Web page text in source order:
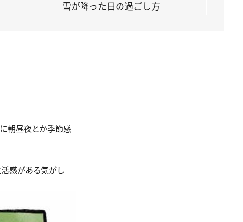
雪が降った日の過ごし方
朝昼夜とか季節感
感がある気がし